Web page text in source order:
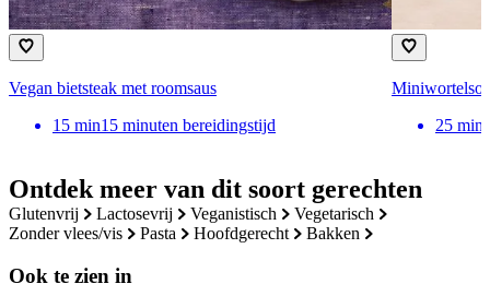
Ontdek meer van dit soort gerechten
glutenvrij lactosevrij veganistisch
vegetarisch
zonder vlees/vis
pasta hoofdgerecht bakken
Ook te zien in
Vegan bietsteak met roomsaus
15 min15 minuten bereidingstijd
25 min